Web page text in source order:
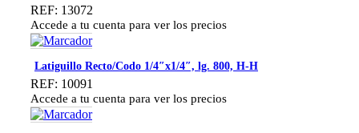
REF: 13072
Accede a tu cuenta para ver los precios
Latiguillo Recto/Codo 1/4″x1/4″, lg. 800, H-H
REF: 10091
Accede a tu cuenta para ver los precios